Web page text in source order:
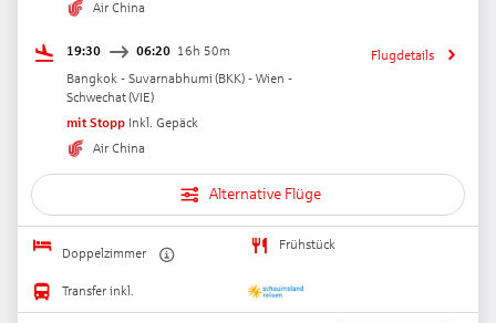
Air China
19:30 06:20 16h 50m
Bangkok - Suvarnabhumi (BKK) - Wien -
Schwechat(VIE)
mit Stopp Inkl. Gepäck
Air China
Flugdetails
Alternative Flüge
Doppelzimmer
Frühstück
Transfer inkl.